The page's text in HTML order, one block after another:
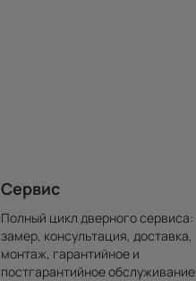
Сервис
Полный цикл дверного сервиса:
замер, консультация, доставка,
монтаж, гарантийное и
постгарантийное обслуживание